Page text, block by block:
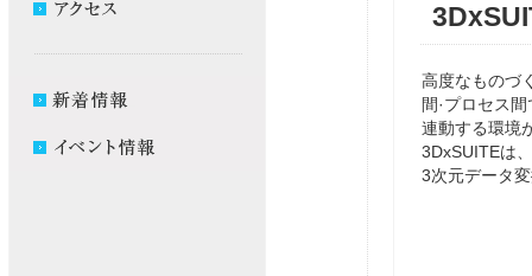
高度なものづ
間·プロセス
連動する環境
3DxSUITEは
3次元データ